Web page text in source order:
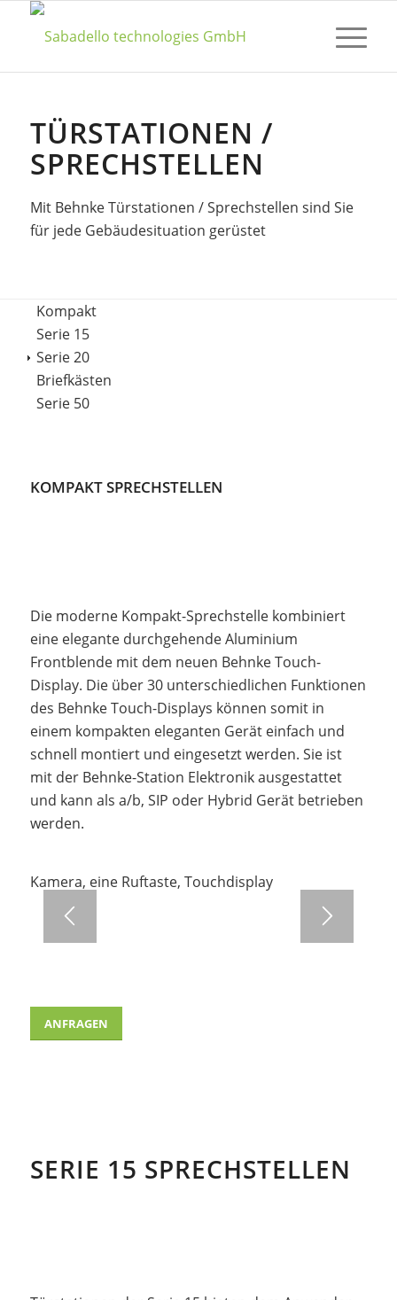
TÜRSTATIONEN /
SPRECHSTELLEN
Mit Behnke Türstationen / Sprechstellen sind Sie
für jede Gebäudesituation gerüstet
Kompakt
Serie 15
Serie 20
Briefkästen
Serie 50
KOMPAKT SPRECHSTELLEN
Die moderne Kompakt-Sprechstelle kombiniert
eine elegante durchgehende Aluminium
Frontblende mit dem neuen Behnke Touch-
Display. Die über 30 unterschiedlichen Funktionen
des Behnke Touch-Displays können somit in
einem kompakten eleganten Gerät einfach und
schnell montiert und eingesetzt werden. Sie ist
mit der Behnke-Station Elektronik ausgestattet
und kann als a/b, SIP oder Hybrid Gerät betrieben
werden.
Kamera, eine Ruftaste, Touchdisplay
ANFRAGEN
SERIE 15 SPRECHSTELLEN